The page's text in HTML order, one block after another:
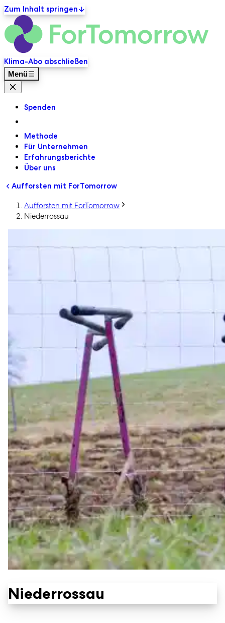
Zum Inhalt springen
Primäre Navigation
Klima-Abo abschließen
Menü
Menü Schließen
Spenden
Methode
Für Unternehmen
Erfahrungsberichte
Über uns
Aufforsten mit ForTomorrow
Aufforsten mit ForTomorrow
Niederrossau
Niederrossau